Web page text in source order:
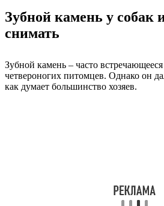
Зубной камень у собак
снимать
Зубной камень – часто
четвероногих питомцев. Однако он
как думает большинство хозяев.